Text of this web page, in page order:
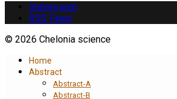
Impressum
RSS Feed
© 2026 Chelonia science
Home
Abstract
Abstract-A
Abstract-B